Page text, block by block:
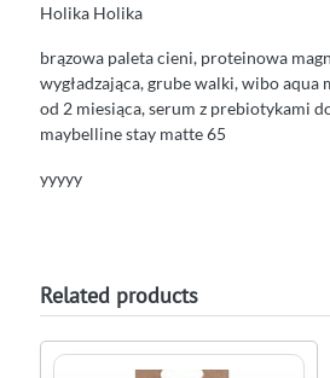
Holika Holika
brązowa paleta cieni, proteinowa
wygładzająca, grube walki, wibo
od 2 miesiąca, serum z prebiotykami
maybelline stay matte 65
yyyyy
Related products